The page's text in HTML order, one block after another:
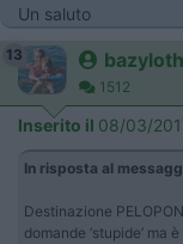
Un saluto
13
1512
Inserito il 08/03/
In risposta al
Destinazione
domande ‘stupide’ ma